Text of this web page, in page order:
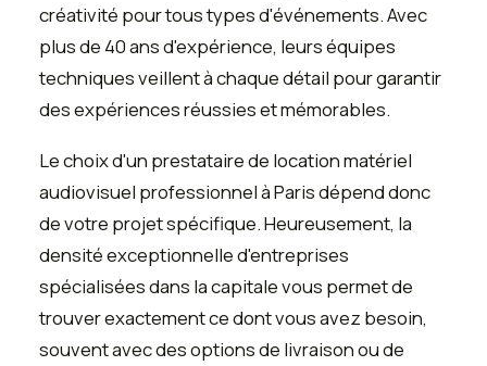
créativité pour tous types d'événements. Avec
plus de 40 ans d'expérience, leurs équipes
techniques veillent à chaque détail pour garantir
des expériences réussies et mémorables.
Le choix d'un prestataire de location matériel
audiovisuel professionnel à Paris dépend donc
de votre projet spécifique. Heureusement, la
densité exceptionnelle d'entreprises
spécialisées dans la capitale vous permet de
trouver exactement ce dont vous avez besoin,
souvent avec des options de livraison ou de